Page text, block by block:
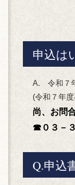
申込は
A. 令和７
(令和７年度
尚、お問
☎０３－
Q.申込